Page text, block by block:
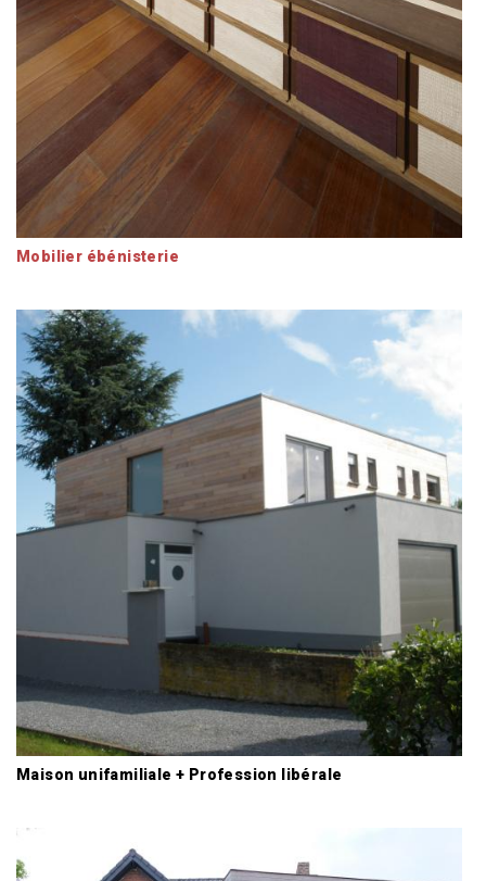
Mobilier ébénisterie
Maison unifamiliale + Profession libérale